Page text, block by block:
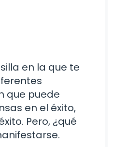
en la que te
que puede
en el éxito,
Pero, ¿qué